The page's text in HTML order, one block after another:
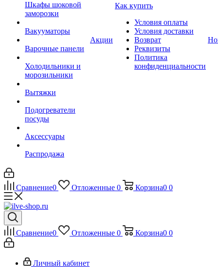
Шкафы шоковой
заморозки
Вакууматоры
Варочные панели
Холодильники и
морозильники
Вытяжки
Подогреватели
посуды
Аксессуары
Распродажа
Акции
Как купить
Условия оплаты
Условия доставки
Возврат
Реквизиты
Политика
конфиденциальности
Сравнение0 Отложенные 0 Корзина0 0
Сравнение0 Отложенные 0 Корзина0 0
Личный кабинет